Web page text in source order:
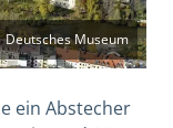
Deutsches Museum
ein Abstecher